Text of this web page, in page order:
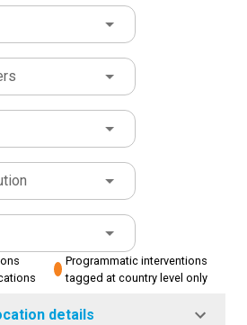
Programmatic interventions
tagged at country level only
details